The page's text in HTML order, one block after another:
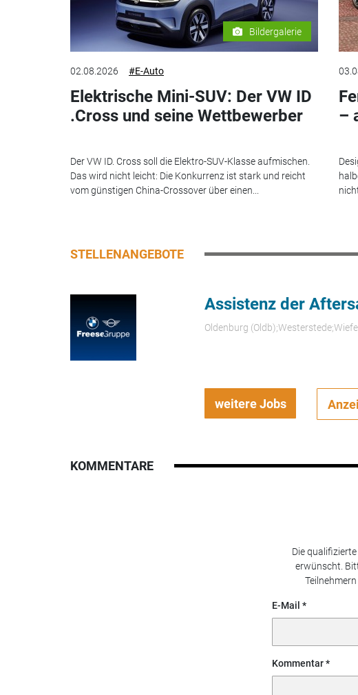
Bildergalerie
02.08.2026 #E-Auto
Elektrische Mini-SUV: Der VW ID
.Cross und seine Wettbewerber
Der VW ID. Cross soll die Elektro-SUV-Klasse aufmischen.
Das wird nicht leicht: Die Konkurrenz ist stark und reicht
vom günstigen China-Crossover über einen...
–
STELLENANGEBOTE
Assistenz der
Oldenburg
weitere Jobs
KOMMENTARE
Die
erwünscht.
E-Mail
Kommentar